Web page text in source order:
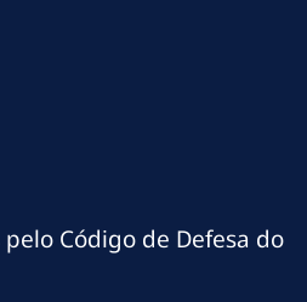
Código de Defesa do